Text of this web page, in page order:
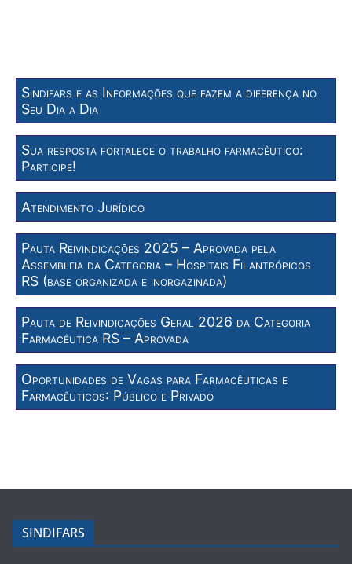
Sindifars e as Informações que fazem a diferença no
Seu Dia a Dia
Sua resposta fortalece o trabalho farmacêutico:
Participe!
Atendimento Jurídico
Pauta Reivindicações 2025 – Aprovada pela
Assembleia da Categoria – Hospitais Filantrópicos
RS (base organizada e inorgazinada)
Pauta de Reivindicações Geral 2026 da Categoria
Farmacêutica RS – Aprovada
Oportunidades de Vagas para Farmacêuticas e
Farmacêuticos: Público e Privado
SINDIFARS